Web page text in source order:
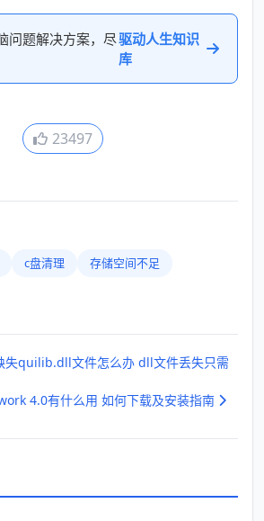
问题解决方案，尽驱动人生知识
库
23497
c盘清理
存储空间不足
失quilib.dll文件怎么办 dll文件丢失只需
4.0有什么用 如何下载及安装指南